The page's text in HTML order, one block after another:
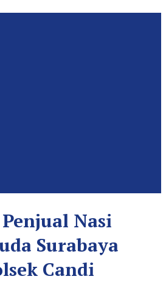
Nasi
Surabaya
Candi